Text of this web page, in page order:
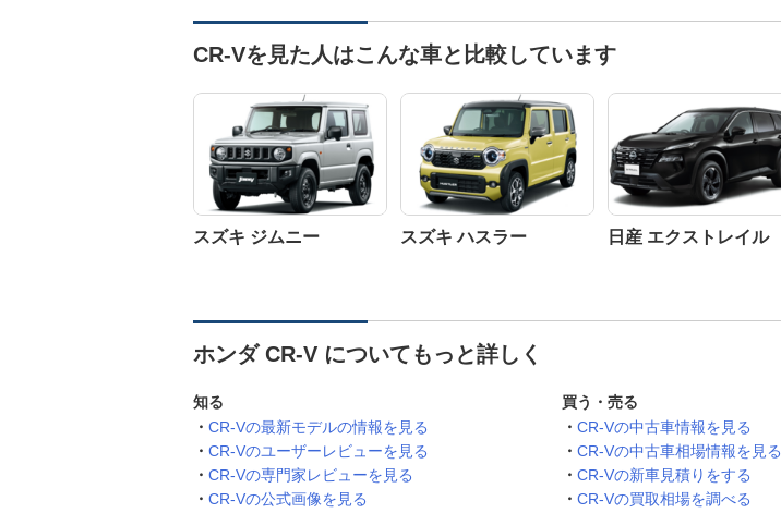
CR-Vを見た人はこんな車と比較しています
スズキ ジムニー スズキ ハスラー 日産 エクストレイル
ホンダ CR-V についてもっと詳しく
知る
CR-Vの最新モデルの情報を見る
CR-Vのユーザーレビューを見る
CR-Vの専門家レビューを見る
CR-Vの公式画像を見る
買う・売る
CR-Vの中古車情報を見る
CR-Vの中古車相場情報を見る
CR-Vの新車見積りをする
CR-Vの買取相場を調べる